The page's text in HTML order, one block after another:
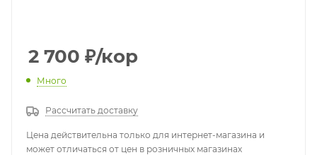
2 700 ₽/кор
Много
Рассчитать доставку
Цена действительна только для интернет-магазина и
может отличаться от цен в розничных магазинах